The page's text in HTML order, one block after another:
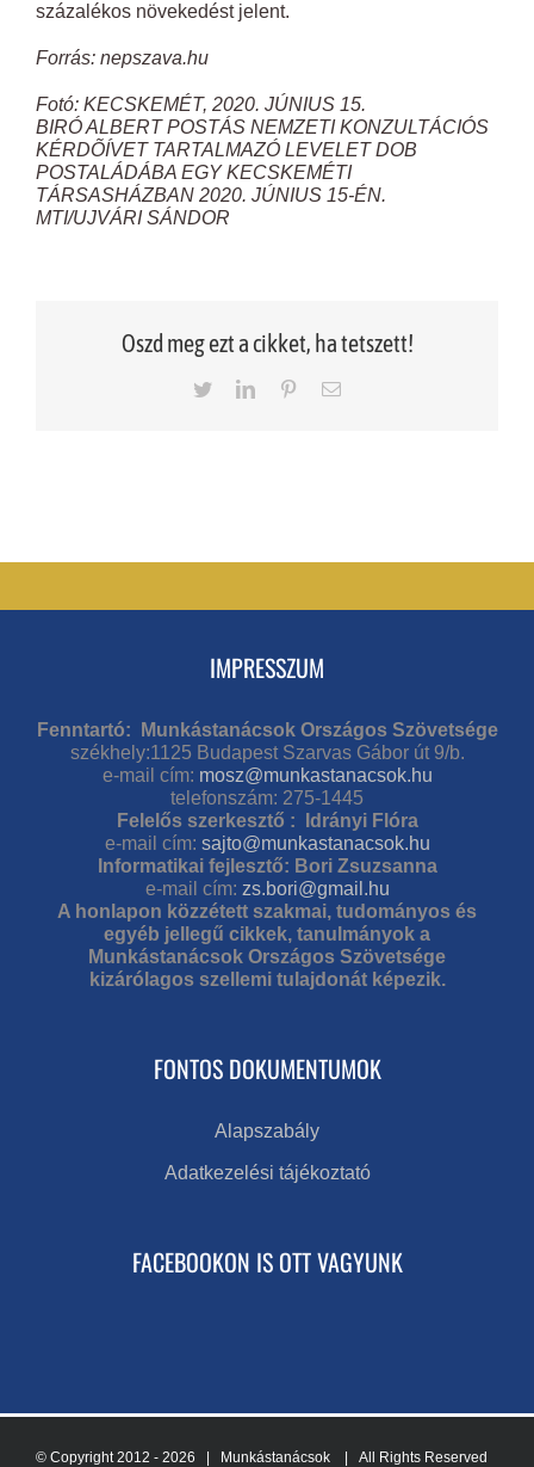
százalékos növekedést jelent.
Forrás: nepszava.hu
Fotó: KECSKEMÉT, 2020. JÚNIUS 15.
BIRÓ ALBERT POSTÁS NEMZETI KONZULTÁCIÓS
KÉRDÕÍVET TARTALMAZÓ LEVELET DOB
POSTALÁDÁBA EGY KECSKEMÉTI
TÁRSASHÁZBAN 2020. JÚNIUS 15-ÉN.
MTI/UJVÁRI SÁNDOR
Oszd meg ezt a cikket, ha tetszett!
TwitterLinkedInPinterestEmail
IMPRESSZUM
Fenntartó: Munkástanácsok Országos Szövetsége
székhely:1125 Budapest Szarvas Gábor út 9/b.
e-mail cím: mosz@munkastanacsok.hu
telefonszám: 275-1445
Felelős szerkesztő : Idrányi Flóra
e-mail cím: sajto@munkastanacsok.hu
Informatikai fejlesztő: Bori Zsuzsanna
e-mail cím: zs.bori@gmail.hu
A honlapon közzétett szakmai, tudományos és
egyéb jellegű cikkek, tanulmányok a
Munkástanácsok Országos Szövetsége
kizárólagos szellemi tulajdonát képezik.
FONTOS DOKUMENTUMOK
Alapszabály
Adatkezelési tájékoztató
FACEBOOKON IS OTT VAGYUNK
© Copyright 2012 - 2026 | Munkástanácsok | All Rights Reserved